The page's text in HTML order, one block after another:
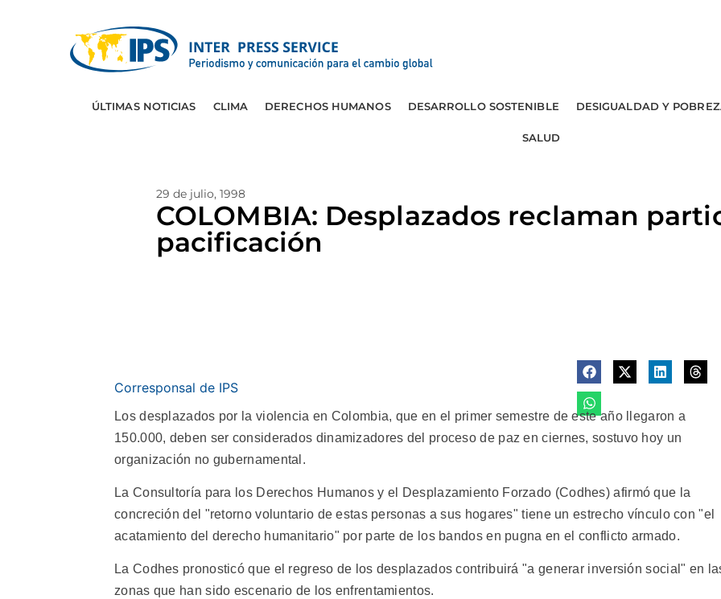
ÚLTIMAS NOTICIAS CLIMA DERECHOS HUMANOS DESARROLLO SOSTENIBLE DESIGUALDAD Y
SALUD
29 de julio, 1998
COLOMBIA: Desplazados reclaman
pacificación
Corresponsal de IPS
Los desplazados por la violencia en Colombia, que en el primer semestre de este año llegaron a
150.000, deben ser considerados dinamizadores del proceso de paz en ciernes, sostuvo hoy un
organización no gubernamental.
La Consultoría para los Derechos Humanos y el Desplazamiento Forzado (Codhes) afirmó que la
concreción del "retorno voluntario de estas personas a sus hogares" tiene un estrecho vínculo con "el
acatamiento del derecho humanitario" por parte de los bandos en pugna en el conflicto armado.
La Codhes pronosticó que el regreso de los desplazados contribuirá "a generar inversión social" en
zonas que han sido escenario de los enfrentamientos.